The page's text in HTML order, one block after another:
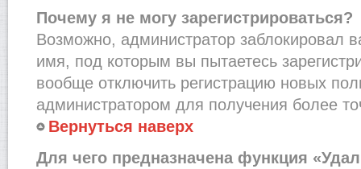
Почему я не могу зарегистрироваться?
Возможно, администратор заблокировал
имя, под которым вы пытаетесь
вообще отключить регистрацию новых
администратором для получения более
Вернуться наверх
Для чего предназначена функция